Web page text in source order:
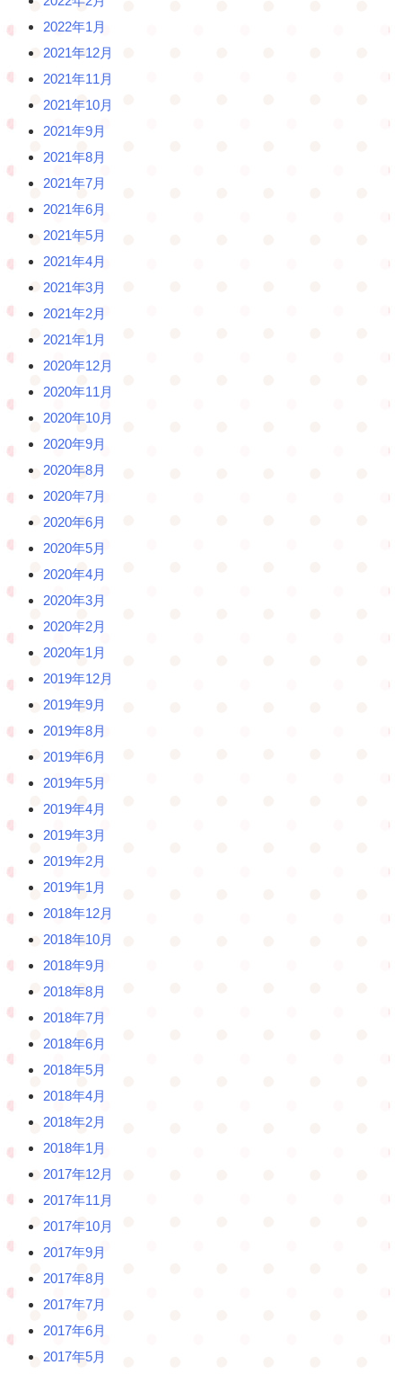
2022年1月
2021年12月
2021年11月
2021年10月
2021年9月
2021年8月
2021年7月
2021年6月
2021年5月
2021年4月
2021年3月
2021年2月
2021年1月
2020年12月
2020年11月
2020年10月
2020年9月
2020年8月
2020年7月
2020年6月
2020年5月
2020年4月
2020年3月
2020年2月
2020年1月
2019年12月
2019年9月
2019年8月
2019年6月
2019年5月
2019年4月
2019年3月
2019年2月
2019年1月
2018年12月
2018年10月
2018年9月
2018年8月
2018年7月
2018年6月
2018年5月
2018年4月
2018年2月
2018年1月
2017年12月
2017年11月
2017年10月
2017年9月
2017年8月
2017年7月
2017年6月
2017年5月